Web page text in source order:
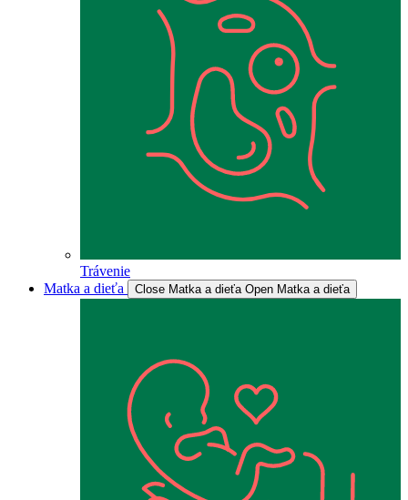
Trávenie
Matka a dieťa
Close Matka a dieťa Open Matka a dieťa